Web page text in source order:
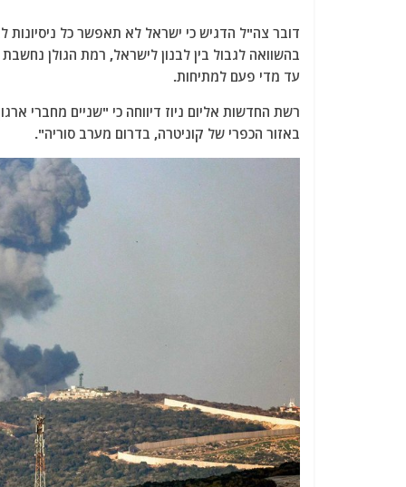
דובר צה"ל הדגיש כי ישראל לא תאפשר כל ניסיונות
בהשוואה לגבול בין לבנון לישראל, רמת הגולן
עד מדי פעם למתיחות.
רשת החדשות אליום ניוז דיווחה כי "שניים מחברי
באזור הכפרי של קוניטרה, בדרום מערב סוריה".